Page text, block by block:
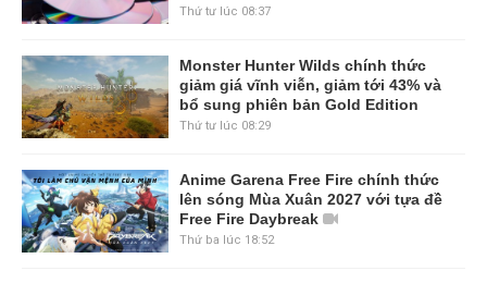
Thứ tư lúc 08:37
Monster Hunter Wilds chính thức
giảm giá vĩnh viễn, giảm tới 43% và
bổ sung phiên bản Gold Edition
Thứ tư lúc 08:29
Anime Garena Free Fire chính thức
lên sóng Mùa Xuân 2027 với tựa đề
Free Fire Daybreak
Thứ ba lúc 18:52